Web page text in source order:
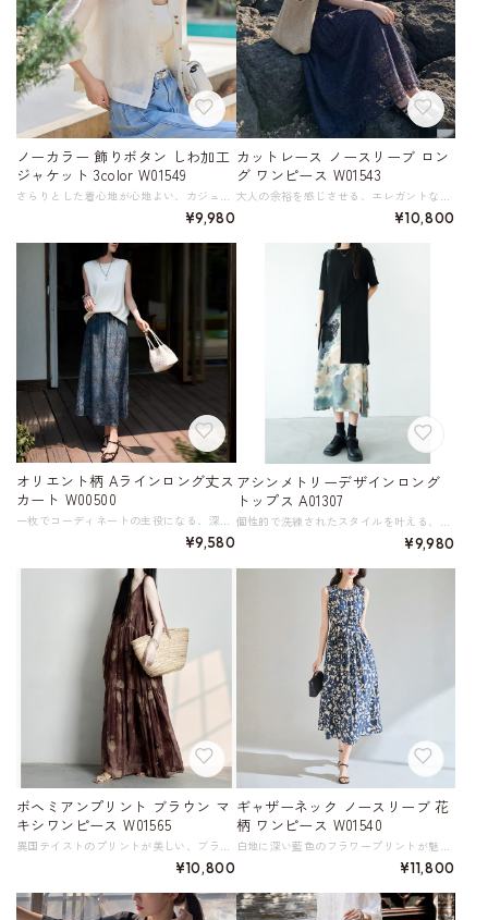
ノーカラー 飾りボタン しわ加工
ジャケット 3color W01549
さらりとした着心地が心地よい、カジュアルでリラックスしたスタイルが特徴のノーカラージャケット。 ショート丈のボックスシルエットと、ドロップショルダー、ギャザー袖が、リラクシーかつトレンド感のある着こなしを叶えます。 フロントの琥珀色の飾りボタンは、シンプルながらもデザインのポイントに。 快適で通気性が良く、エアリーで軽いため、夏場の羽織りやエアコン対策としても最適です。 しわ加工を施した豊かな質感と表情のある生地は、レーヨン・リネン混紡で、軽やかでさらっとした肌触り。光に当たるとほんのりとした光沢感が生まれます。 ドロップショルダーとショート丈のバランスが絶妙で、スタイルアップ効果も期待できます。 インナーにノースリーブなどを合わせてサッと羽織るだけで、いつものコーディネートがぐっとおしゃれになる、春夏のマストハブアイテムです。 《カラー》 ホワイト マスタード ブラック 《サイズ》 S : 肩幅58.1cm 胸囲115cm 袖丈44cm M : 肩幅59.5cm 胸囲119cm 袖丈44.8cm L : 肩幅60.9cm 胸囲123cm 袖丈45.6cm XL : 肩幅62.3cm 胸囲127cm 袖丈46.4cm ※採寸方法により1～3cmの誤差がある場合がございます。 ※モデル 身長169cm体重53kg (B80/W62/H85) Mサイズ着用 《素材》 リヨセル74.4% ナイロン20.1% リネン5.5% ◇この商品は繊細な風合いを持つ素材を使用しています。 長くきれいにご着用いただくためのお手入れ方法はこちら → 「繊細な風合い、シワになりやすいお洋服の洗い方～洗濯機編」 https://shop.harmonique.net/blog/2026/05/21/163201 ◇人気のおすすめアイテムをもっと見る https://shop.harmonique.net/categories/5911182 ◇商品を購入する前にこちらの【ご購入前に必ずお読みください】をご確認の上お買い求めください。 https://shop.harmonique.net/blog/2024/06/25/010751 《注意事項》 *harmoniqueではお客様からのご注文を受け、お客様の商品を製作・取り寄せしております。 *基本的にお取り寄せ商品となるため、発送までに《1～3週間前後》お時間をいただいております。 *ご覧いただいているPCやスマートフォンの画面により実物と多少色合いが異なる場合がございます。 *イメージ違いやサイズ違い等、その他お客様都合によりますキャンセル・返品交換はご遠慮ください。 トップページはこちら https://shop.harmonique.net/
¥9,980
カットレース ノースリーブ ロン
グ ワンピース W01543
大人の余裕を感じさせる、エレガントなネイビーの綿混ロングワンピース。 全体にあしらわれた幾何学模様のようなカットワークのレースは、他にはない個性と上品さをプラスし、洗練された印象に。 ボタンフロントのデザインは、着脱のしやすさと共に、さりげないこだわりを感じさせます。 ノースリーブだからこそ、アクセサリーや羽織りものとのコーディネートも楽しめそう。 リゾートシーンはもちろん、普段使いにも取り入れたい、着るだけで気分が上がるスペシャルなアイテムです。 《カラー》 ネイビー 《サイズ》 S : 胸囲92cm 着丈118cm 参考体重40～52.5㎏ M : 胸囲96cm 着丈119cm 参考体重52.5～62.5㎏ L : 胸囲100cm 着丈120cm 参考体重62.5～70㎏ XL : 胸囲104cm 着丈121cm 参考体重70～75㎏ ※採寸方法により1～3cm程度の誤差がある場合がございます。 《素材》 ポリエステル／綿 ◇サイズで迷ったらこちらをチェック https://harmonique.my.canva.site/dagieuhhs-e ◇商品を購入する前にこちらの【ご購入前に必ずお読みください】をご確認の上お買い求めください。 https://shop.harmonique.net/blog/2024/06/25/010751 《注意事項》 *harmoniqueではお客様からのご注文を受け、お客様の商品を製作・取り寄せしております。 *基本的にお取り寄せ商品となるため、発送までに《1～3週間前後》お時間をいただいております。 *ご覧いただいているPCやスマートフォンの画面により実物と多少色合いが異なる場合がございます。 *イメージ違いやサイズ違い等、その他お客様都合によりますキャンセル・返品交換はご遠慮ください。 トップページはこちら https://shop.harmonique.net/
¥10,800
オリエント柄 Aラインロング丈ス
カート W00500
¥9,580
アシンメトリーデザインロング
トップス A01307
個性的で洗練されたスタイルを叶える、アシンメトリーデザインのTシャツトップス。 オーバーサイズの半袖シャツは、ゆったりとした着心地と都会的な雰囲気を両立。 アシンメトリーな裾のデザインが、シンプルながらも目を惹くアクセントになっています。 ※コーディネートにおすすめのアートプリントスカートはこちら https://shop.harmonique.net/items/86874681 《サイズ》 S : 胸囲100cm 着丈90cm M : 胸囲104cm 着丈91cm L : 胸囲108cm 着丈92cm XL : 胸囲112cm 着丈93cm ※採寸方法により1～3cmの誤差がある場合がございます。 《素材》 ビスコース92%／ポリウレタン8% ◇人気のおすすめアイテムをもっと見る https://shop.harmonique.net/categories/5911182 ◇商品を購入する前にこちらの【ご購入前に必ずお読みください】をご確認の上お買い求めください。 https://shop.harmonique.net/blog/2024/06/25/010751 《注意事項》 *harmoniqueではお客様からのご注文を受け、お客様の商品を製作・取り寄せしております。 *基本的にお取り寄せ商品となるため、発送までに《1～3週間前後》お時間をいただいております。 *ご覧いただいているPCやスマートフォンの画面により実物と多少色合いが異なる場合がございます。 *イメージ違いやサイズ違い等、その他お客様都合によりますキャンセル・返品交換はご遠慮ください。 トップページはこちら https://shop.harmonique.net/
¥9,980
ボヘミアンプリント ブラウン マ
キシワンピース W01565
¥10,800
ギャザーネック ノースリーブ 花
柄 ワンピース W01540
¥11,800